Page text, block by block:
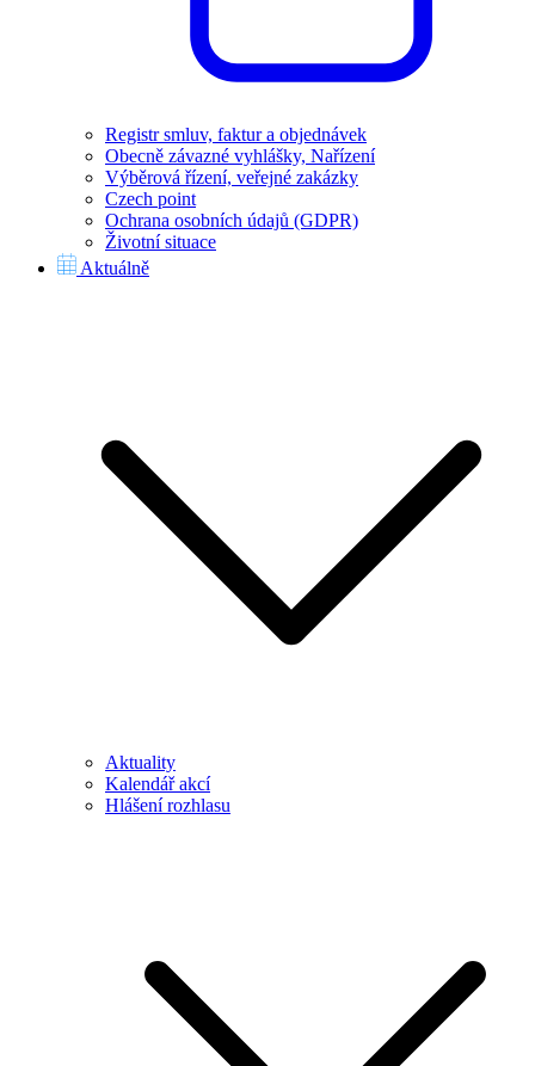
Registr smluv, faktur a objednávek
Obecně závazné vyhlášky, Nařízení
Výběrová řízení, veřejné zakázky
Czech point
Ochrana osobních údajů (GDPR)
Životní situace
Aktuálně
Aktuality
Kalendář akcí
Hlášení rozhlasu